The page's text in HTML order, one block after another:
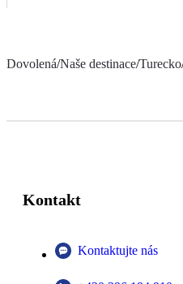
Dovolená/Naše destinace/Turecko
Kontakt
Kontaktujte nás